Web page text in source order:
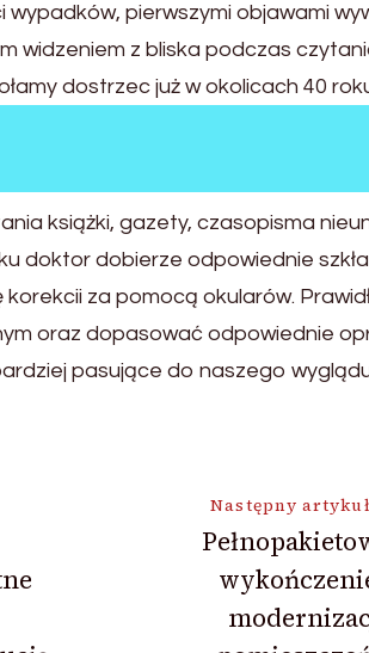
pierwszymi objawami
widzeniem z bliska podczas
dostrzec już w okolicach 40
książki, gazety, czasopisma
doktor dobierze odpowiednie
za pomocą okularów.
oraz dopasować odpowiednie
pasujące do naszego
Następny artykuł